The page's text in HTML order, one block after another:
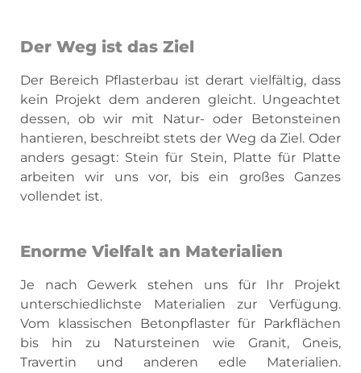
Der Weg ist das Ziel
Der Bereich Pflasterbau ist derart vielfältig, dass
kein Projekt dem anderen gleicht. Ungeachtet
dessen, ob wir mit Natur- oder Betonsteinen
hantieren, beschreibt stets der Weg da Ziel. Oder
anders gesagt: Stein für Stein, Platte für Platte
arbeiten wir uns vor, bis ein großes Ganzes
vollendet ist.
Enorme Vielfalt an Materialien
Je nach Gewerk stehen uns für Ihr Projekt
unterschiedlichste Materialien zur Verfügung.
Vom klassischen Betonpflaster für Parkflächen
bis hin zu Natursteinen wie Granit, Gneis,
Travertin und anderen edle Materialien.